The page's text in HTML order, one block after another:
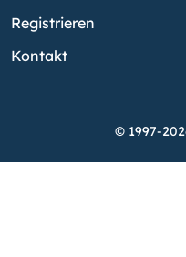
Registrieren
Kontakt
© 1997-